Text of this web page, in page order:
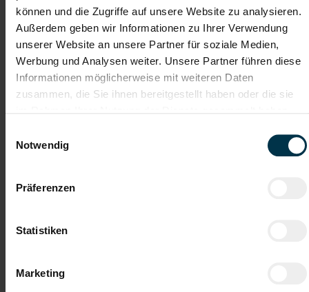
können und die Zugriffe auf unsere Website zu analysieren.
Außerdem geben wir Informationen zu Ihrer Verwendung
unserer Website an unsere Partner für soziale Medien,
Werbung und Analysen weiter. Unsere Partner führen diese
Informationen möglicherweise mit weiteren Daten
zusammen, die Sie ihnen bereitgestellt haben oder die sie
Notwendig
Präferenzen
Statistiken
Marketing
Soziale Absicherung durch
TTI-Betriebsrat und
Fairnessabkommen
Tolle Aus- und
Weiterbildungsangebote
sowie Aufstiegsmöglichkeiten